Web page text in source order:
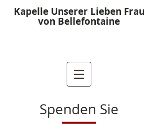
Kapelle Unserer Lieben Frau
von Bellefontaine
Spenden Sie